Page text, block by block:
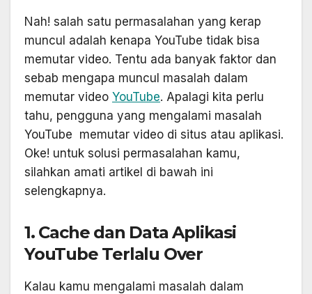
Nah! salah satu permasalahan yang kerap
muncul adalah kenapa YouTube tidak bisa
memutar video. Tentu ada banyak faktor dan
sebab mengapa muncul masalah dalam
memutar video YouTube. Apalagi kita perlu
tahu, pengguna yang mengalami masalah
YouTube memutar video di situs atau aplikasi.
Oke! untuk solusi permasalahan kamu,
silahkan amati artikel di bawah ini
selengkapnya.
1. Cache dan Data Aplikasi
YouTube Terlalu Over
Kalau kamu mengalami masalah dalam